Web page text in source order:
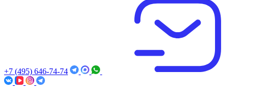
+7 (495) 646-74-74